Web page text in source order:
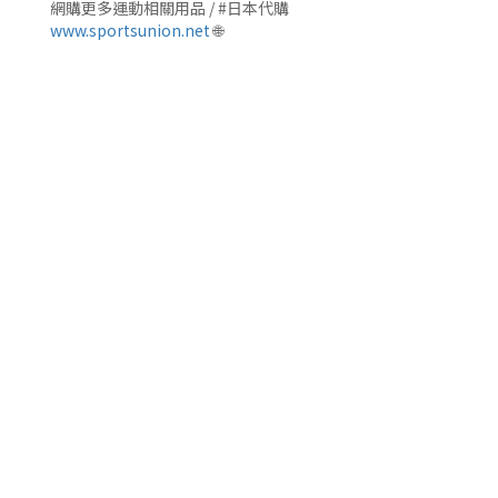
網購更多運動相關用品 / #日本代購
www.sportsunion.net🌐